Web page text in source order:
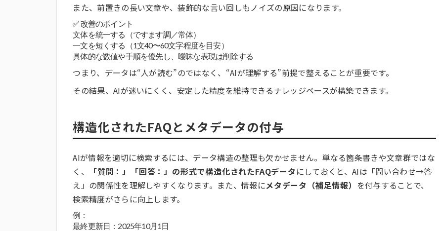
また、前置きの長い文章や、装飾的な言い回しもノイズの原因になります。
✅ 改善のポイント
文体を統一する（ですます調／常体）
一文を短くする（1文40〜60文字程度を目安）
具体的な数値や手順を優先し、曖昧な表現は削除する
つまり、データは“人が読む”のではなく、“AIが理解する”前提で整えることが重要です。
その結果、AIが迷いにくく、安定した精度を維持できるナレッジベースが構築できます。
構造化されたFAQとメタデータの付与
AIが情報を適切に検索するには、データ構造の整理も欠かせません。単なる箇条書きや文章群ではな
く、
「質問：」「回答：」の形式で構造化されたFAQデータ にしておくと、AIは「問い合わせ→答
え」の関係性を理解しやすくなります。また、情報にメタデータ（補足情報） を付与することで、
検索精度がさらに向上します。
例：
最終更新日：2025年10月1日